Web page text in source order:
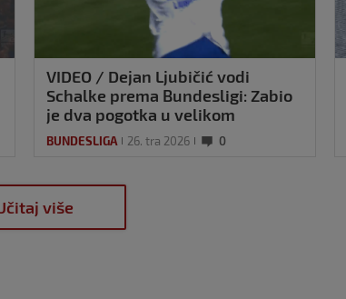
VIDEO / Dejan Ljubičić vodi
Schalke prema Bundesligi: Zabio
je dva pogotka u velikom
preokretu kod glavnog rivala!
BUNDESLIGA 26. tra 2026 0